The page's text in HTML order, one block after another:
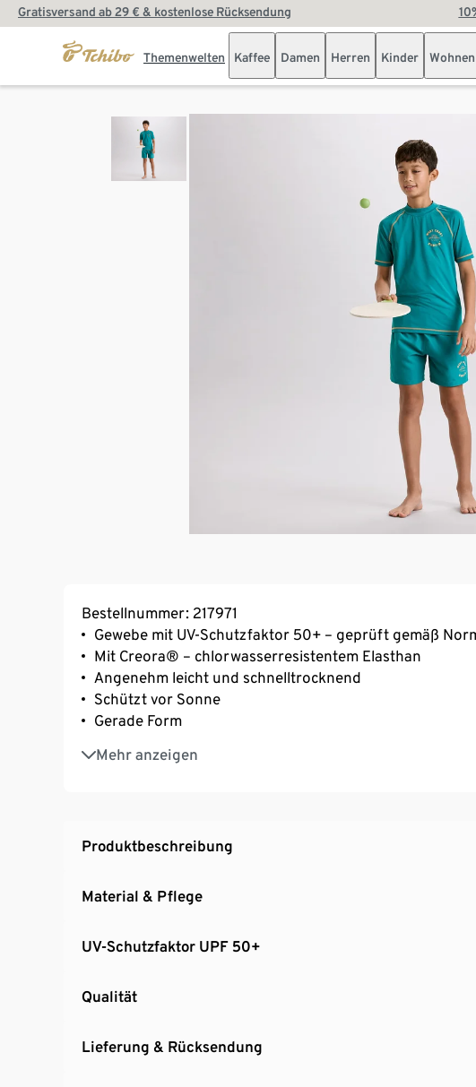
Gratisversand ab 29 € & kostenlose Rücksendung
Themenwelten Kaffee Damen Herren Kinder Wohnen
Bestellnummer: 217971
Gewebe mit UV-Schutzfaktor 50+ – geprüft gemäß
Mit Creora® – chlorwasserresistentem Elasthan
Angenehm leicht und schnelltrocknend
Schützt vor Sonne
Gerade Form
Mehr anzeigen
Raglan-Ärmel
Produktbeschreibung
Material & Pflege
UV-Schutzfaktor UPF 50+
Qualität
Lieferung & Rücksendung